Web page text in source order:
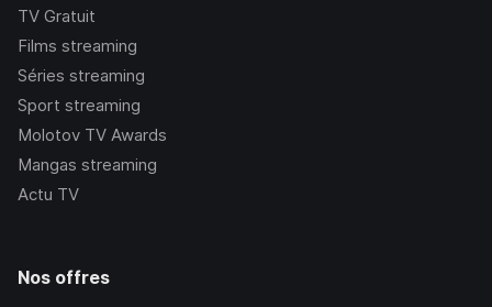
TV Gratuit
Films streaming
Séries streaming
Sport streaming
Molotov TV Awards
Mangas streaming
Actu TV
Nos offres